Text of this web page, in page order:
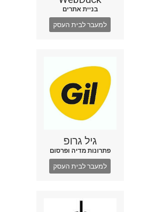
בניית אתרים
למעבר לבית העסק
גיל גרופ
פתרונות מדיה ופרסום
למעבר לבית העסק